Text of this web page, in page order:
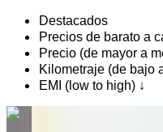
Destacados
Precios de barato a
Precio (de mayor a
Kilometraje (de bajo
EMI (low to high) ↓
¿Te gusta lo que ves?